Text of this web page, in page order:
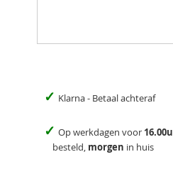
✓ Klarna - Betaal achteraf
✓ Op werkdagen voor 16.00u
besteld, morgen in huis